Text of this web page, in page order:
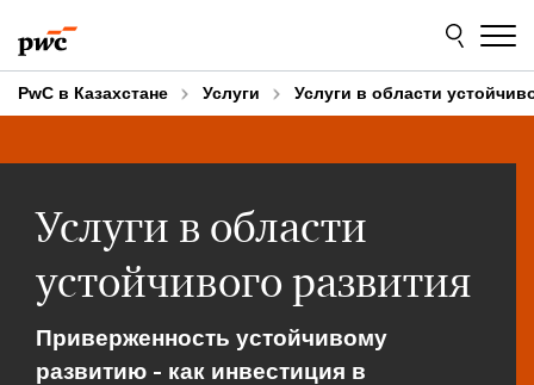
to
content
to
footer
PwC в Казахстане Услуги Услуги в области
Услуги в области
устойчивого развития
Приверженность устойчивому
развитию - как инвестиция в